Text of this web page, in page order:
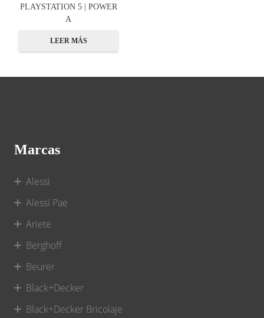
PLAYSTATION 5 | POWER
A
LEER MÁS
Marcas
Alessi
Alessi Pae
Ariete
Berghoff
Beurer
Black+Decker
Black+Decker Bricolaje